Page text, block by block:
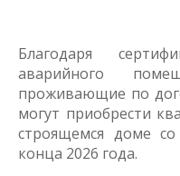
Благодаря
аварийного
проживающие по
могут приобрести
строящемся доме
конца 2026 года.